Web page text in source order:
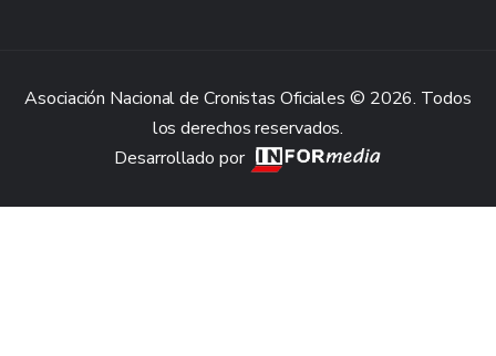
Asociación Nacional de Cronistas Oficiales © 2026. Todos
los derechos reservados.
Desarrollado por